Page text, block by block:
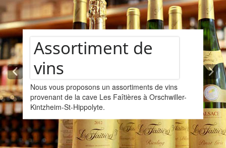
Assortiment de
vins
Nous vous proposons un assortiments de vins
provenant de la cave Les Faîtières à Orschwiller-
Kintzheim-St-Hippolyte.